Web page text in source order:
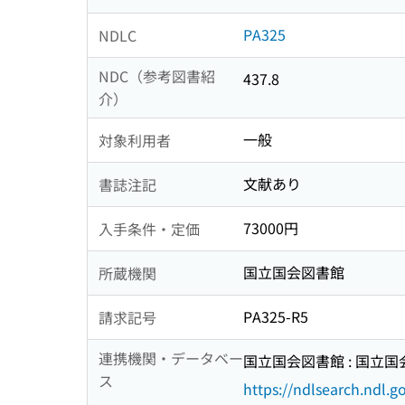
NDLC
PA325
NDC（参考図書紹
介）
437.8
対象利用者 一般
書誌注記 文献あり
入手条件・定価 73000円
所蔵機関 国立国会図書館
請求記号
PA325-R5
連携機関・データベー
ス
国立国会図書館 : 国立国
https://